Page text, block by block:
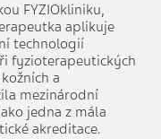
FYZIOkliniku,
aplikuje
technologií
fyzioterapeutických
a
mezinárodní
jedna z mála
akreditace.